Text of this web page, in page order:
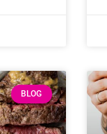
BLOG